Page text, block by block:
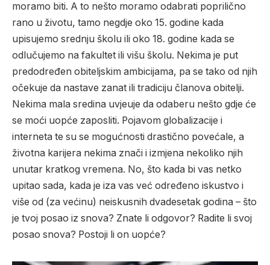
moramo biti. A to nešto moramo odabrati poprilično
rano u životu, tamo negdje oko 15. godine kada
upisujemo srednju školu ili oko 18. godine kada se
odlučujemo na fakultet ili višu školu. Nekima je put
predodređen obiteljskim ambicijama, pa se tako od njih
očekuje da nastave zanat ili tradiciju članova obitelji.
Nekima mala sredina uvjeuje da odaberu nešto gdje će
se moći uopće zaposliti. Pojavom globalizacije i
interneta te su se mogućnosti drastično povećale, a
životna karijera nekima znači i izmjena nekoliko njih
unutar kratkog vremena. No, što kada bi vas netko
upitao sada, kada je iza vas već određeno iskustvo i
više od (za većinu) neiskusnih dvadesetak godina – što
je tvoj posao iz snova? Znate li odgovor? Radite li svoj
posao snova? Postoji li on uopće?